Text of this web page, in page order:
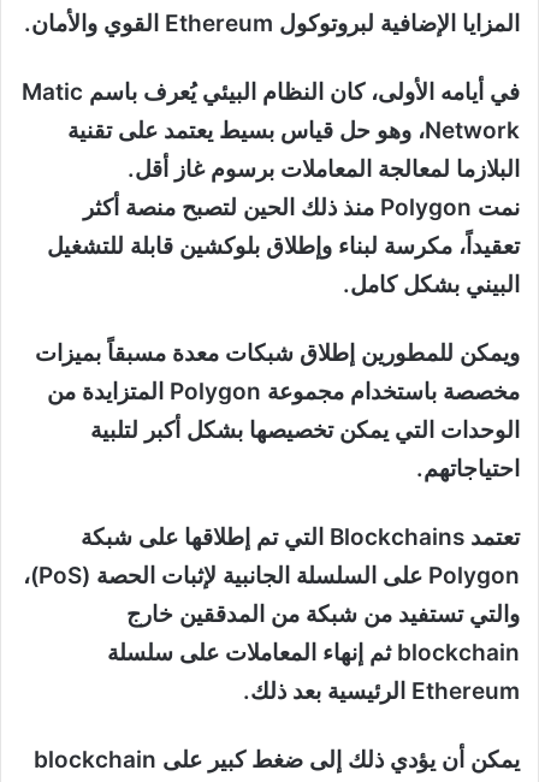
المزايا الإضافية لبروتوكول Ethereum القوي والأمان.
في أيامه الأولى، كان النظام البيئي يُعرف باسم Matic
Network، وهو حل قياس بسيط يعتمد على تقنية
البلازما لمعالجة المعاملات برسوم غاز أقل.
نمت Polygon منذ ذلك الحين لتصبح منصة أكثر
تعقيداً، مكرسة لبناء وإطلاق بلوكشين قابلة للتشغيل
البيني بشكل كامل.
ويمكن للمطورين إطلاق شبكات معدة مسبقاً بميزات
مخصصة باستخدام مجموعة Polygon المتزايدة من
الوحدات التي يمكن تخصيصها بشكل أكبر لتلبية
احتياجاتهم.
تعتمد Blockchains التي تم إطلاقها على شبكة
Polygon على السلسلة الجانبية لإثبات الحصة (PoS)،
والتي تستفيد من شبكة من المدققين خارج
blockchain ثم إنهاء المعاملات على سلسلة
Ethereum الرئيسية بعد ذلك.
يمكن أن يؤدي ذلك إلى ضغط كبير على blockchain